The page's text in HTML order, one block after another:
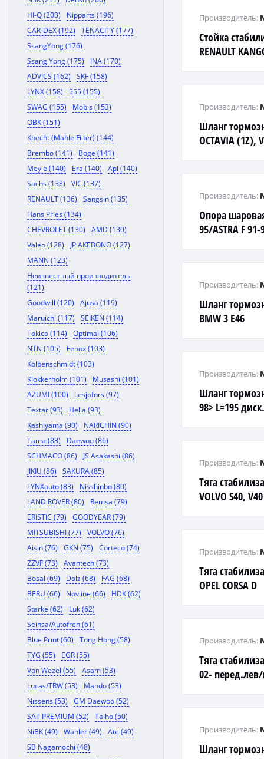
HI-Q (203)
Nipparts (196)
CAR-DEX (192)
TENACITY (177)
SsangYong (176)
Ssang Yong (175)
INA (170)
ADVICS (162)
SKF (158)
LYNX (158)
555 (155)
SWAG (155)
Mobis (153)
OBK (151)
Knecht (Mahle Filter) (144)
Brembo (141)
Boge (141)
Meyle (140)
Era (140)
Api (140)
Sachs (138)
VIC (137)
RENAULT (136)
Sangsin (135)
Hans Pries (134)
CHEVROLET (130)
AMD (130)
Valeo (128)
JP AKEBONO (127)
MANN (123)
Неизвестный производитель
(121)
Goodwill (120)
Ajusa (119)
Maruichi (117)
SEIKEN (114)
Tokico (114)
Optimal (106)
NTN (105)
Fenox (103)
Kolbenschmidt (103)
Klokkerholm (101)
Musashi (101)
AZUMI (100)
Lesjofors (97)
Textar (93)
Hella (93)
Kashiyama (90)
NARICHIN (90)
Tama (88)
Daewoo (86)
SCHMACO (86)
JS Asakashi (86)
JIKIU (86)
SAKURA (85)
LYNXauto (83)
Nisshinbo (80)
LAND ROVER (80)
Remsa (79)
ERISTIC (79)
GOODYEAR (79)
MITSUBISHI (77)
VOLVO (76)
Aisin (76)
GKN (75)
Corteco (74)
ZZVF (73)
Avantech (73)
Bosal (69)
Dolz (68)
FAG (68)
BERU (66)
Novline (66)
HDK (62)
Starke (62)
Luk (62)
Seinsa/Autofren (61)
Blue Print (60)
Tong Hong (58)
TYG (55)
EGR (55)
Van Wezel (55)
Asam (53)
Lucas/TRW (53)
Mando (53)
Nissens (53)
GM Daewoo (52)
SAT PREMIUM (52)
Taiho (50)
NiBK (49)
Wahler (49)
Ate (49)
SB Nagamochi (48)
Стойка
RENAULT
Производитель:
Шланг
OCTAVIA (1Z),
Производитель:
Опора шаровая
95/ASTRA F
Производитель:
Шланг
BMW 3 E46
Производитель:
Шланг
98> L=195
Производитель:
Тяга
VOLVO S40, V40
Производитель:
Тяга
OPEL CORSA D
Производитель:
Тяга
02-
Производитель:
Шланг
Производитель: